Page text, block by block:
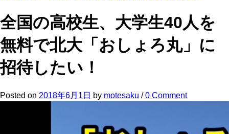
全国の高校生、大学生40人を
無料で北大「おしょろ丸」に
招待したい！
Posted on 2018年6月1日 by motesaku /0 Comment